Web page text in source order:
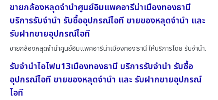
ขายกล้องหลุดจำนำศูนย์อิมแพคอารีน่าเมืองทองธานี
บริการรับจำนำ รับซื้ออุปกรณ์ไอที ขายของหลุดจำนำ และ
รับฝากขายอุปกรณ์ไอที
ขายกล้องหลุดจำนำศูนย์อิมแพคอารีน่าเมืองทองธานี ให้บริการโดย รับจํานํา.
รับจำนำไอโฟน13เมืองทองธานี บริการรับจำนำ รับซื้อ
อุปกรณ์ไอที ขายของหลุดจำนำ และ รับฝากขายอุปกรณ์
ไอที